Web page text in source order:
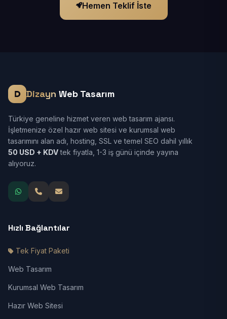
Hemen Teklif İste
Dizayn Web Tasarım
Türkiye geneline hizmet veren web tasarım ajansı.
İşletmenize özel hazır web sitesi ve kurumsal web
tasarımını alan adı, hosting, SSL ve temel SEO dahil yıllık
50 USD + KDVtek fiyatla, 1-3 iş günü içinde yayına
alıyoruz.
Hızlı Bağlantılar
Tek Fiyat Paketi
Web Tasarım
Kurumsal Web Tasarım
Hazır Web Sitesi